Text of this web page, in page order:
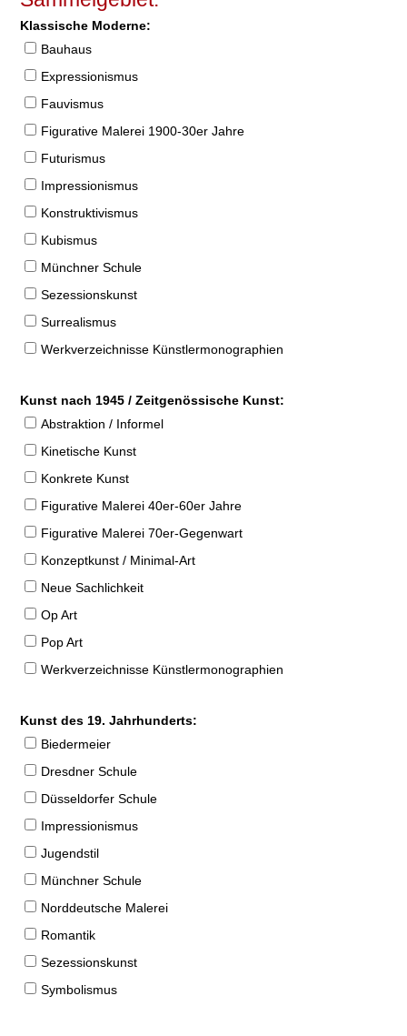
Klassische Moderne:
Bauhaus
Expressionismus
Fauvismus
Figurative Malerei 1900-30er Jahre
Futurismus
Impressionismus
Konstruktivismus
Kubismus
Münchner Schule
Sezessionskunst
Surrealismus
Werkverzeichnisse Künstlermonographien
Kunst nach 1945 / Zeitgenössische Kunst:
Abstraktion / Informel
Kinetische Kunst
Konkrete Kunst
Figurative Malerei 40er-60er Jahre
Figurative Malerei 70er-Gegenwart
Konzeptkunst / Minimal-Art
Neue Sachlichkeit
Op Art
Pop Art
Werkverzeichnisse Künstlermonographien
Kunst des 19. Jahrhunderts:
Biedermeier
Dresdner Schule
Düsseldorfer Schule
Impressionismus
Jugendstil
Münchner Schule
Norddeutsche Malerei
Romantik
Sezessionskunst
Symbolismus